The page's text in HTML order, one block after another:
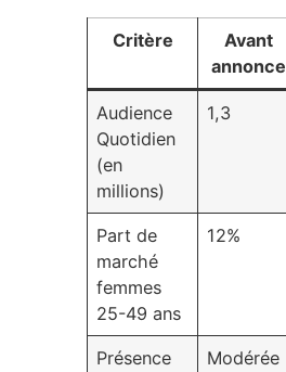
Critère
Avant
annonce
Audience
Quotidien
(en
millions)
1,3
Part de
marché
femmes
25-49 ans
12%
Présence
Modérée